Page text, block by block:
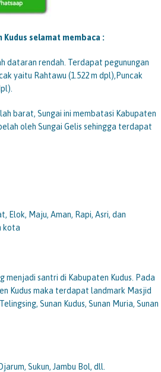
selamat membaca :
dataran rendah. Terdapat pegunungan
yaitu Rahtawu (1.522 m dpl),Puncak
barat, Sungai ini membatasi Kabupaten
oleh Sungai Gelis sehingga terdapat
Elok, Maju, Aman, Rapi, Asri, dan
kota
menjadi santri di Kabupaten Kudus. Pada
Kudus maka terdapat landmark Masjid
Sunan Kudus, Sunan Muria, Sunan
Sukun, Jambu Bol, dll.